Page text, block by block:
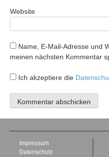
Website
Name, E-Mail-Adresse und
meinen nächsten Kommentar
Ich akzeptiere die
Impressum
Datenschutz